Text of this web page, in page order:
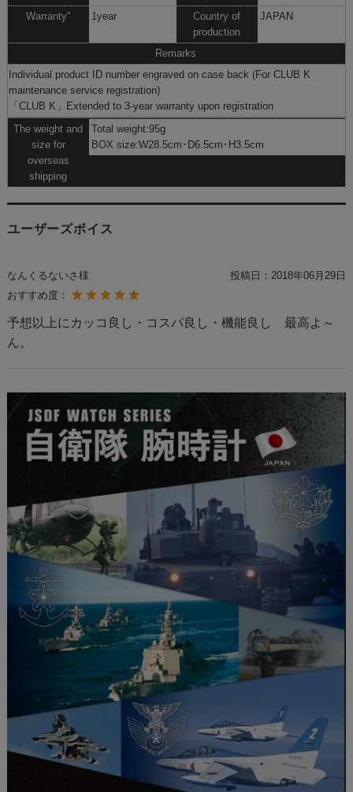
Warranty"
1year
Country of
production
JAPAN
Remarks
Individual product ID number engraved on case back (For CLUB K
maintenance service registration)
「CLUB K」 Extended to 3-year warranty upon registration
The weight and
size for
overseas
shipping
Total weight:95g
BOX size:W28.5cm･D6.5cm･H3.5cm
ユーザーズボイス
なんくるないさ様 投稿日： 2018年06月29日
おすすめ度：
予想以上にカッコ良し・コスパ良し・機能良し 最高よ～
ん。